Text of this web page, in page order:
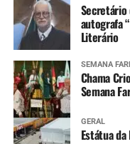
Secretário
autografa
Literário
SEMANA
Chama
Semana
GERAL
Estátua